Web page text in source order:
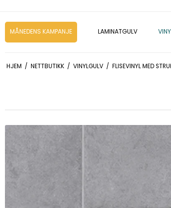
MÅNEDENS KAMPANJE LAMINATGULV
HJEM / NETTBUTIKK / VINYLGULV / FLISEVINYL MED